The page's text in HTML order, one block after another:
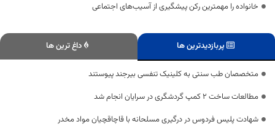
خانواده را مهمترین رکن پیشگیری از آسیب‌های اجتماعی
پربازدیدترین ها داغ ترین ها
متخصصان طب سنتی به کلینیک تنفسی بیرجند پیوستند
مطالعات ساخت 2 کمپ گردشگری در سرایان انجام شد
شهادت پلیس فردوس در درگیری مسلحانه با قاچاقچیان مواد مخدر